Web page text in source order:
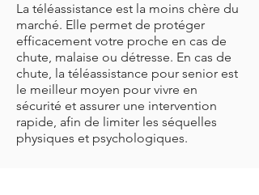
La téléassistance est la moins chère du
marché. Elle permet de protéger
efficacement votre proche en cas de
chute, malaise ou détresse. En cas de
chute, la téléassistance pour senior est
le meilleur moyen pour vivre en
sécurité et assurer une intervention
rapide, afin de limiter les séquelles
physiques et psychologiques.